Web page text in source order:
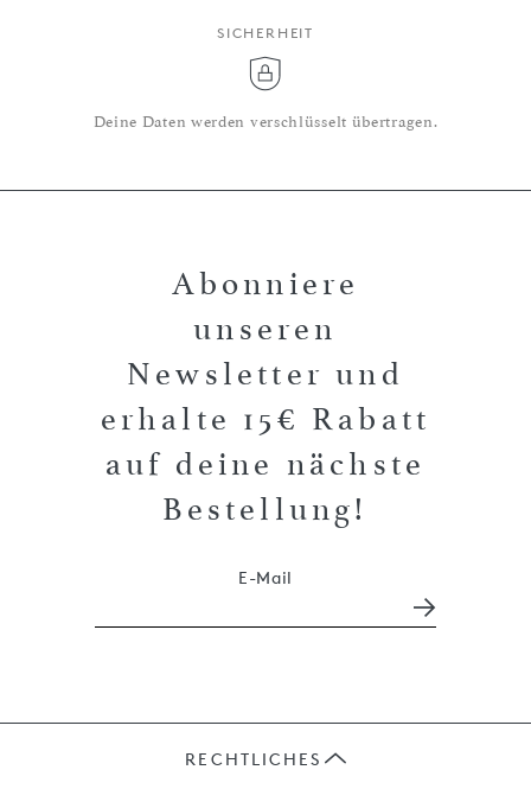
SICHERHEIT
Deine Daten werden verschlüsselt übertragen.
Abonniere
unseren
Newsletter und
erhalte 15€ Rabatt
auf deine nächste
Bestellung!
E-Mail
RECHTLICHES